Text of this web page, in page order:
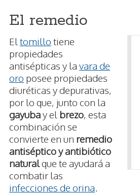
El remedio
El tomillo tiene
propiedades
antisépticas y la vara de
oro posee propiedades
diuréticas y depurativas,
por lo que, junto con la
gayubay el brezo, esta
combinación se
convierte en un remedio
antiséptico y antibiótico
natural que te ayudará a
combatir las
infecciones de orina